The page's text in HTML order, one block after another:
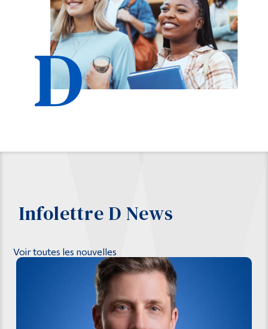
Infolettre D News
Voir toutes les nouvelles